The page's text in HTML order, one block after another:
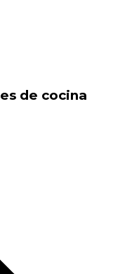
de cocina